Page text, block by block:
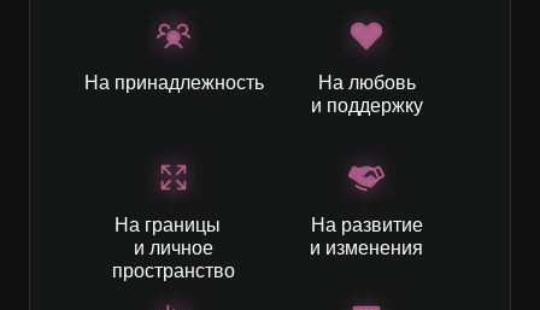
На принадлежность
На любовь
и поддержку
На границы
и личное
пространство
На развитие
и изменения